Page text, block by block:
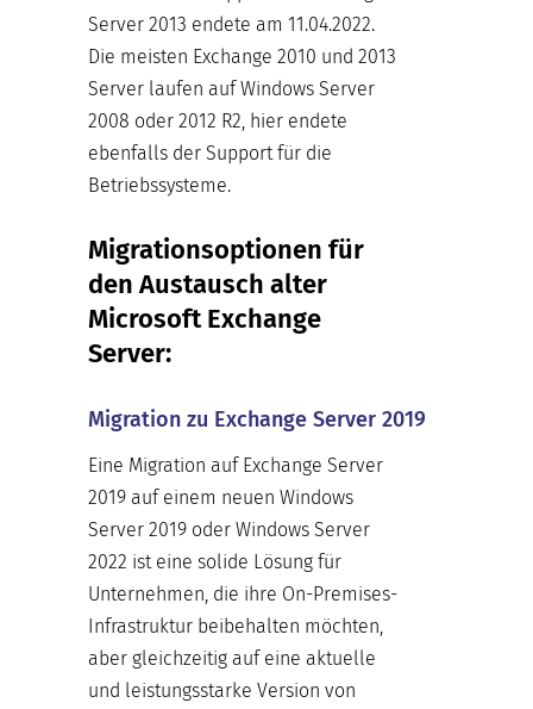
Server 2013 endete am 11.04.2022.
Die meisten Exchange 2010 und 2013
Server laufen auf Windows Server
2008 oder 2012 R2, hier endete
ebenfalls der Support für die
Betriebssysteme.
Migrationsoptionen für
den Austausch alter
Microsoft Exchange
Server:
Migration zu Exchange Server 2019
Eine Migration auf Exchange Server
2019 auf einem neuen Windows
Server 2019 oder Windows Server
2022 ist eine solide Lösung für
Unternehmen, die ihre On-Premises-
Infrastruktur beibehalten möchten,
aber gleichzeitig auf eine aktuelle
und leistungsstarke Version von